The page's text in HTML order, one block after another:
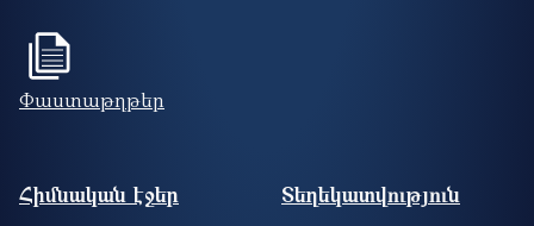
Փաստաթղթեր
Footer site information
Հիմնական էջեր Տեղեկատվություն